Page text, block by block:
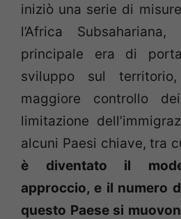
iniziò una serie di
l’Africa
principale era di
sviluppo sul
maggiore controllo
limitazione
alcuni Paesi chiave, tra
è diventato il
approccio, e il numero
questo Paese si